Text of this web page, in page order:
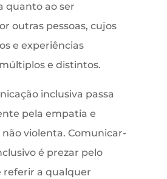
quanto ao ser
outras pessoas, cujos
e experiências
e distintos.
inclusiva passa
pela empatia e
violenta. Comunicar-
é prezar pelo
referir a qualquer